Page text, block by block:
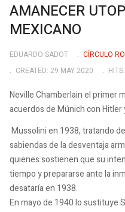
AMANECER
MEXICANO
EDUARDO SADOT
CÍRCULO
CREATED: 29 MAY 2020
Neville Chamberlain el primer
acuerdos de Múnich con Hitler
Mussolini en 1938, tratando
sabiendas de la desventaja
quienes sostienen que su
tiempo y prepararse ante la
desataría en 1938.
En mayo de 1940 lo sustituye